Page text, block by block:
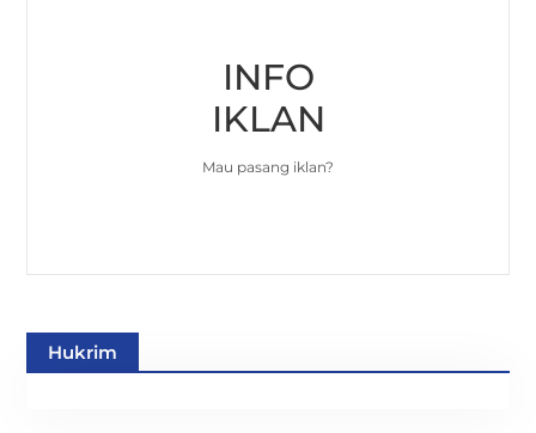
INFO
IKLAN
Mau pasang iklan?
Hukrim